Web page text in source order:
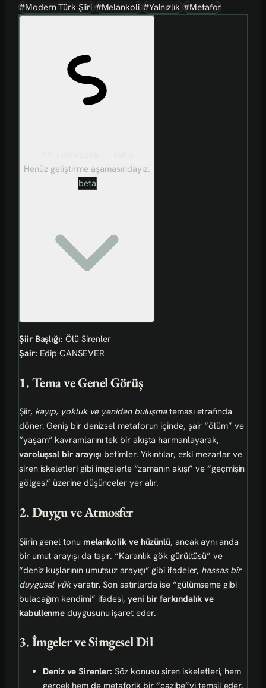
#Modern Türk Şiiri#Melankoli#Yalnızlık#Metafor
Henüz geliştirme aşamasındayız.
beta
Şiir Başlığı: Ölü Sirenler
Şair: Edip CANSEVER
1. Tema ve Genel Görüş
Şiir, kayıp, yokluk ve yeniden buluşmateması etrafında
döner. Geniş bir denizsel metaforun içinde, şair “ölüm” ve
“yaşam” kavramlarını tek bir akışta harmanlayarak,
varoluşsal bir arayışı betimler. Yıkıntılar, eski mezarlar ve
siren iskeletleri gibi imgelerle “zamanın akışı” ve “geçmişin
gölgesi” üzerine düşünceler yer alır.
2. Duygu ve Atmosfer
Şiirin genel tonu melankolik ve hüzünlü, ancak aynı anda
bir umut arayışı da taşır. “Karanlık gök gürültüsü” ve
“deniz kuşlarının umutsuz arayışı” gibi ifadeler, hassas bir
duygusal yükyaratır. Son satırlarda ise “gülümseme gibi
bulacağım kendimi” ifadesi, yeni bir farkındalık ve
kabullenme duygusunu işaret eder.
3. İmgeler ve Simgesel Dil
Deniz ve Sirenler: Söz konusu siren iskeletleri, hem
gerçek hem de metaforik bir “cazibe”yi temsil eder.